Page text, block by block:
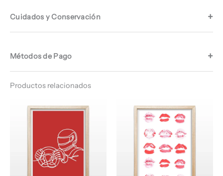
Cuidados y Conservación
Métodos de Pago
Productos relacionados
de
de